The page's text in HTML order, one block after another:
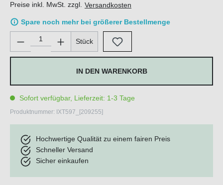
Preise inkl. MwSt. zzgl. Versandkosten
Spare noch mehr bei größerer Bestellmenge
Produkt Anzahl: Gib den gewünschten Wert ein oder
Stück
IN DEN WARENKORB
Sofort verfügbar, Lieferzeit: 1-3 Tage
Produktnummer: IXT597_[209255]
Hochwertige Qualität zu einem fairen Preis
Schneller Versand
Sicher einkaufen